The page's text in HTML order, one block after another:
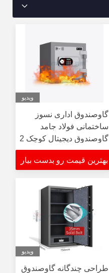
ویدیو
گاوصندوق اداری نسوز
ساختمانی فولاد جامد
گاوصندوق دیجیتال کوچک 2
ساعته ضد حریق
بهترین قیمت رو بدست بیار
ویدیو
طراحی چندگانه گاوصندوق